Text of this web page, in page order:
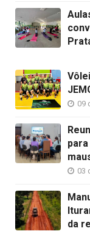
09
03
da